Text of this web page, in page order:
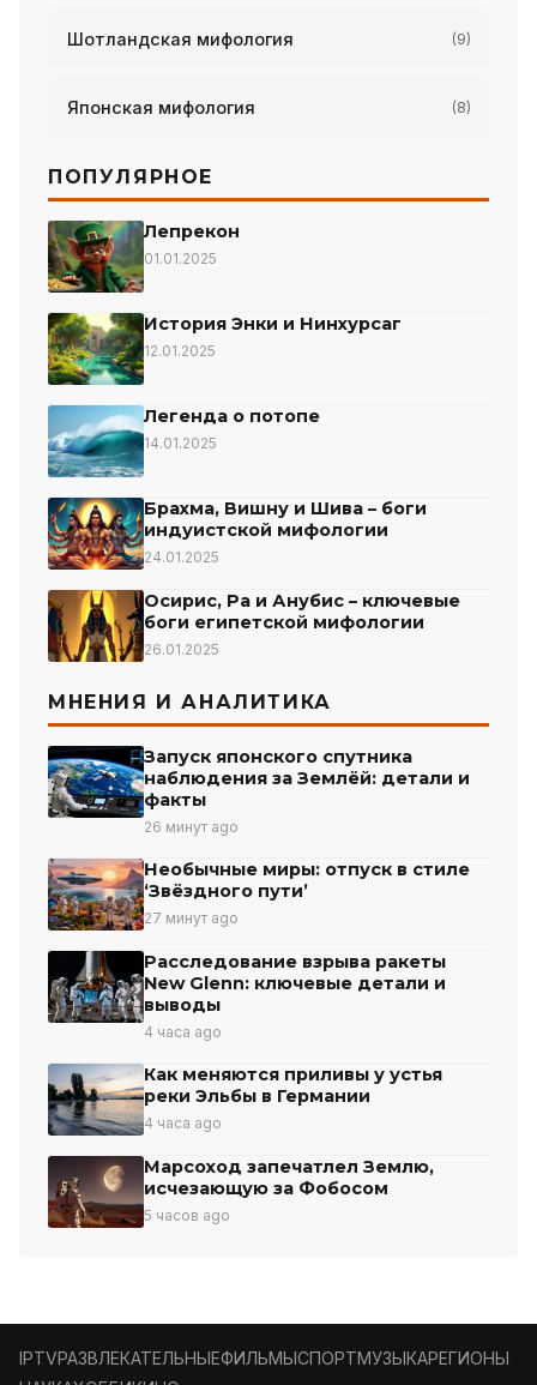
Шотландская мифология (9)
Японская мифология (8)
ПОПУЛЯРНОЕ
Лепрекон
01.01.2025
История Энки и Нинхурсаг
12.01.2025
Легенда о потопе
14.01.2025
Брахма, Вишну и Шива – боги
индуистской мифологии
24.01.2025
Осирис, Ра и Анубис – ключевые
боги египетской мифологии
26.01.2025
МНЕНИЯ И АНАЛИТИКА
Запуск японского спутника
наблюдения за Землёй: детали и
факты
26 минут ago
Необычные миры: отпуск в стиле
‘Звёздного пути’
27 минут ago
Расследование взрыва ракеты
New Glenn: ключевые детали и
выводы
4 часа ago
Как меняются приливы у устья
реки Эльбы в Германии
4 часа ago
Марсоход запечатлел Землю,
исчезающую за Фобосом
5 часов ago
IPTVРАЗВЛЕКАТЕЛЬНЫЕФИЛЬМЫСПОРТМУЗЫКАРЕГИОНЫ